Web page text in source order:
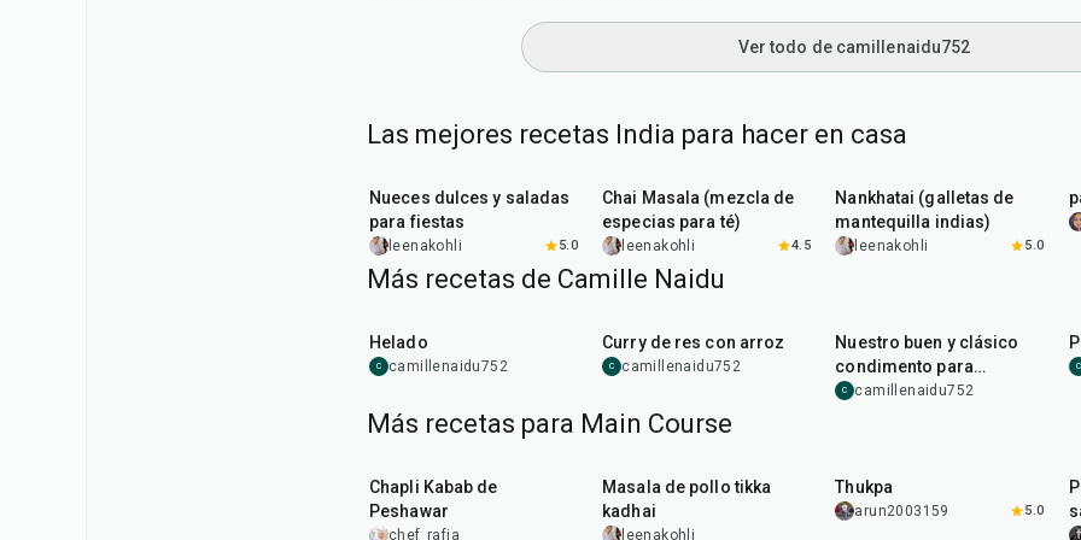
Ver todo de camillenaidu752
Las mejores recetas India para hacer en casa
Nueces dulces y saladas
para fiestas
leenakohli 5.0
Chai Masala (mezcla de
especias para té)
leenakohli 4.5
Nankhatai (galletas de
mantequilla indias)
leenakohli 5.0
Más recetas de Camille Naidu
Helado
C camillenaidu752
Curry de res con arroz
C camillenaidu752
Nuestro buen y clásico
condimento para
cualquier curry y arroz
C camillenaidu752
C
Más recetas para Main Course
Chapli Kabab de
Peshawar
chef_rafia
Masala de pollo tikka
kadhai
leenakohli
Thukpa
arun2003159 5.0